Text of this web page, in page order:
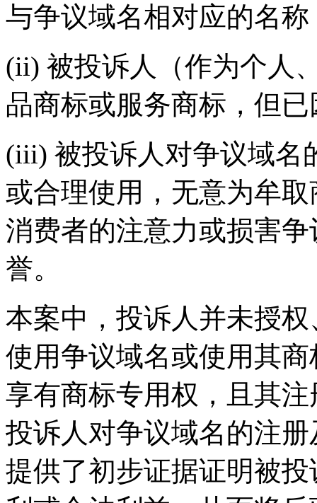
与争议域名相对应的名称
(ii) 被投诉人（作为个人
品商标或服务商标，但
(iii) 被投诉人对争议域名
或合理使用，无意为牟
消费者的注意力或损害
誉。
本案中，投诉人并未授
使用争议域名或使用其
享有商标专用权，且其
投诉人对争议域名的注
提供了初步证据证明被